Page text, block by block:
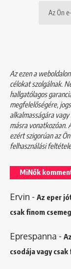
Az ezen a
célokat szolgálnak.
hallgatólagos
megfelelőségére,
alkalmasságára
másra vonatkozóan.
ezért szigorúan az
felhasználási
MiNők
Ervin - Az eper
csak finom
Eprespanna -
csodája vagy csak